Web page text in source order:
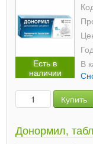
Есть в
наличии
В
Купить
Донормил,